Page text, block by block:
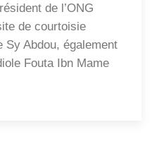
de l’ONG
de courtoisie
Sy Abdou, également
Fouta Ibn Mame